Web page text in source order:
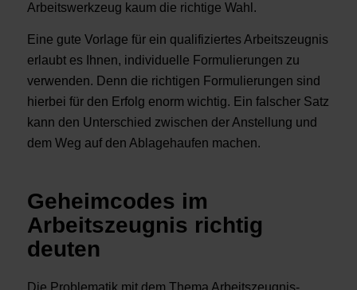
Arbeitswerkzeug kaum die richtige Wahl.
Eine gute Vorlage für ein qualifiziertes Arbeitszeugnis
erlaubt es Ihnen, individuelle Formulierungen zu
verwenden. Denn die richtigen Formulierungen sind
hierbei für den Erfolg enorm wichtig. Ein falscher Satz
kann den Unterschied zwischen der Anstellung und
dem Weg auf den Ablagehaufen machen.
Geheimcodes im
Arbeitszeugnis richtig
deuten
Die Problematik mit dem Thema Arbeitszeugnis-